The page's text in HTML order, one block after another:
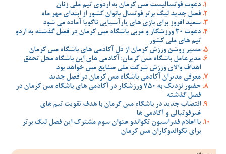
دعوت فوتسالیست مس کرمان به اردوی تیم ملی زنان
فصل جدید لیگ برتر فوتسال بانوان کشور از ابتدای مهر ماه
سعید افروز برای بازی های پارآسیایی ناگویا آماده می شود
دعوت 30 ورزشکار و مربی باشگاه مس کرمان در فصل گذشته به اردو
تیم های ملی کشور
مسیر روشن ورزش کرمان از دل آکادمی های باشگاه مس کرمان
مدیرعامل باشگاه مس کرمان: آکادمی های این باشگاه محل تحقق
اهداف والای ورزش شرکت ملی صنایع مس خواهد بود
معرفی مدیران آکادمی باشگاه مس کرمان در فصل جدید
حضور نزدیک به 750 ورزشکار در آکادمی های باشگاه مس کرمان در
فصل گذشته
انتصاب جدید در باشگاه مس کرمان با هدف تقویت تیم‌ های
غیرفوتبالی و آکادمی‌ ها
با اعلام فدراسیون تکواندو عنوان سوم مشترک این فصل لیگ برتر
برای تکواندوکاران مس کرمان